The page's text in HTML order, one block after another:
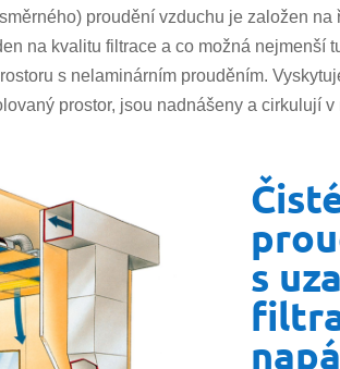
proudění vzduchu je založen
na kvalitu filtrace a co možná
s nelaminárním prouděním.
prostor, jsou nadnášeny a cirkulují
s